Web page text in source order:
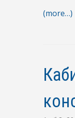
(more…)